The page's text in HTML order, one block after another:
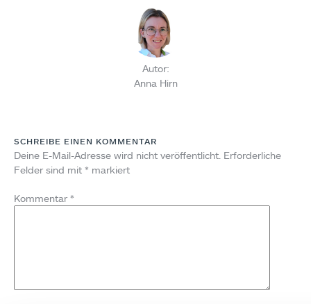
Autor:
Anna Hirn
SCHREIBE EINEN KOMMENTAR
Deine E-Mail-Adresse wird nicht veröffentlicht. Erforderliche
Felder sind mit * markiert
Kommentar *